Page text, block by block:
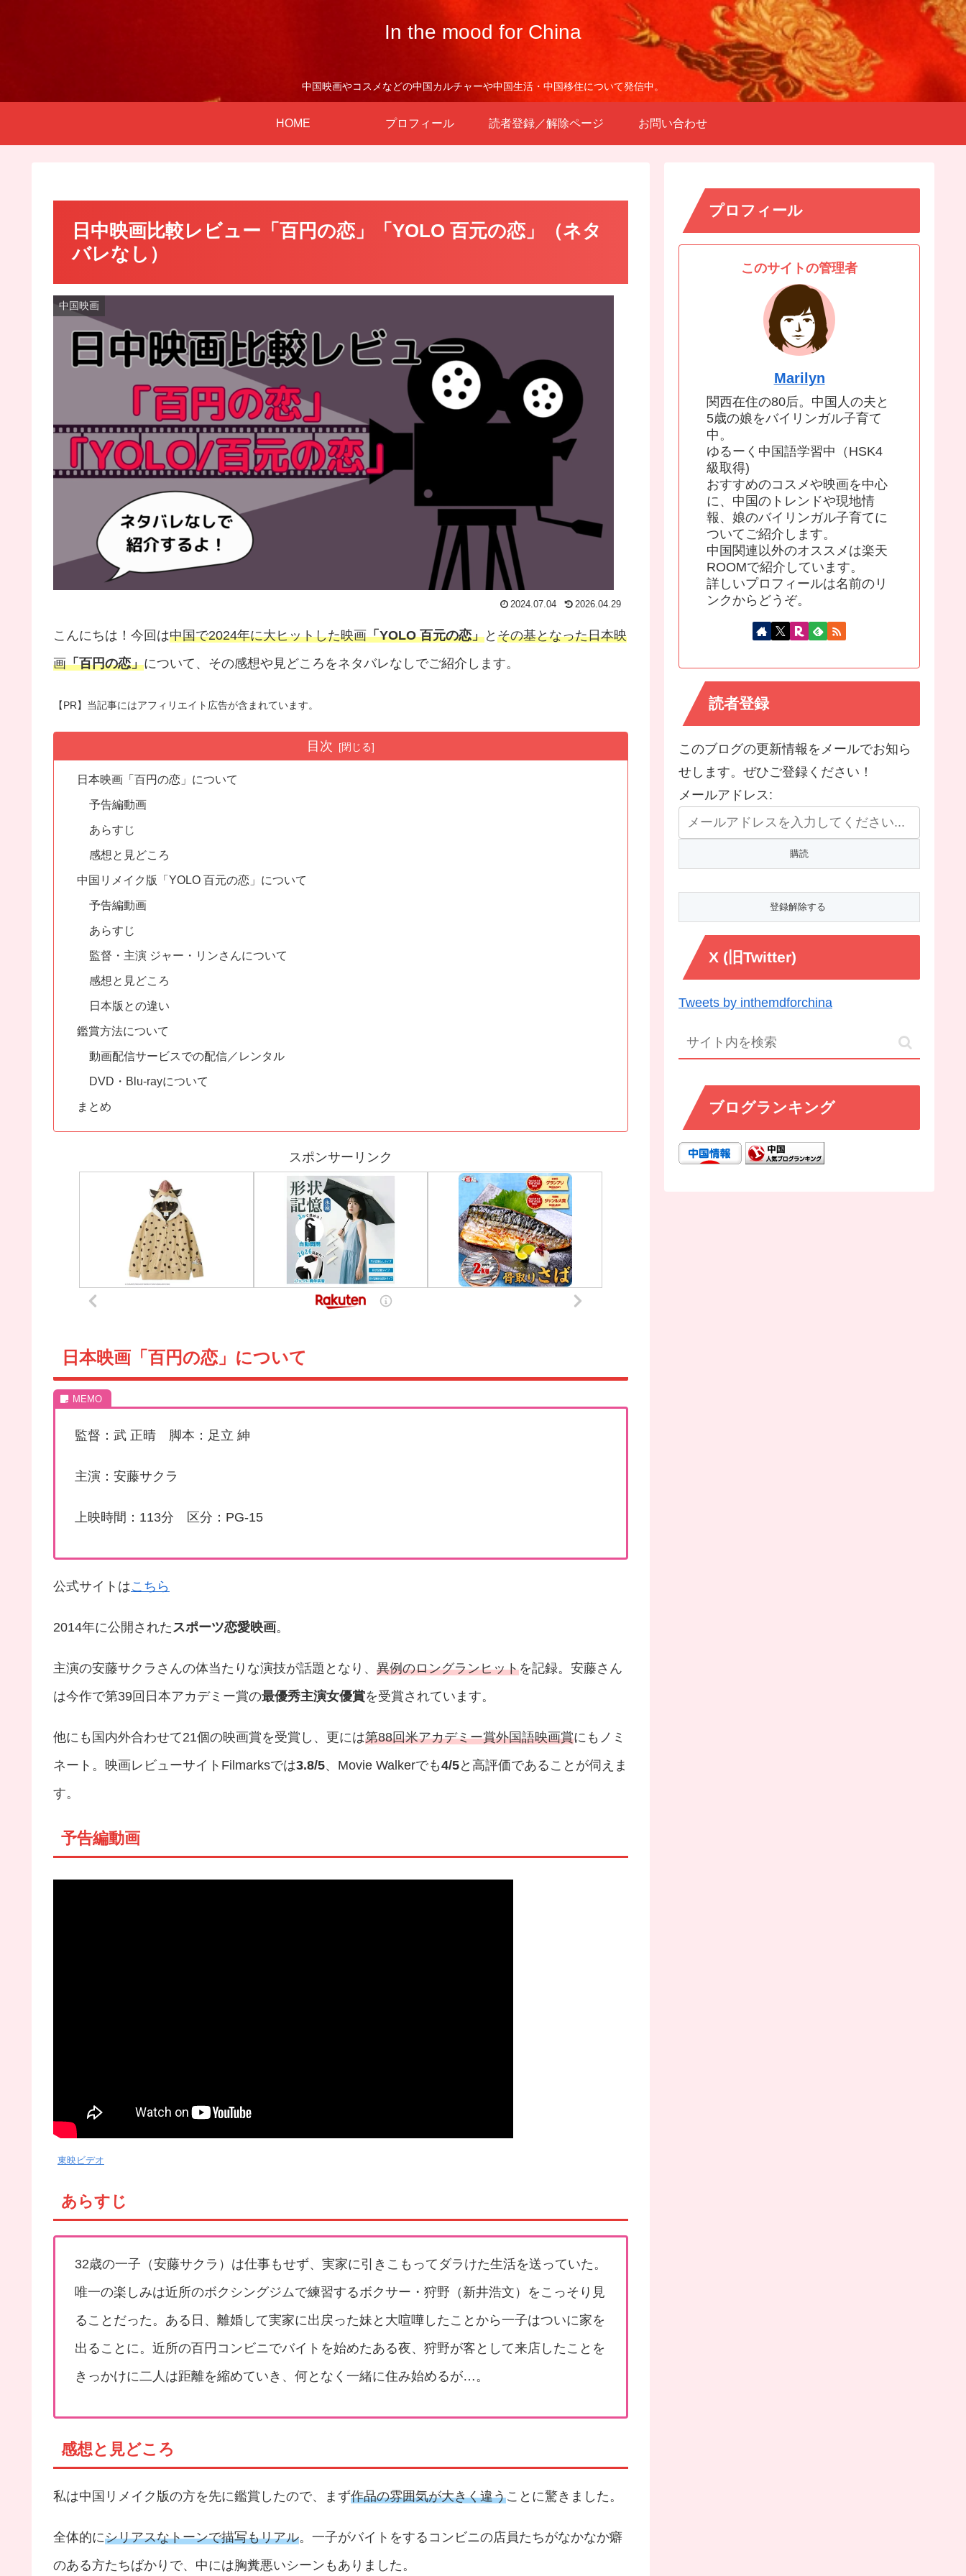
In the mood for China
中国映画やコスメなどの中国カルチャーや中国生活・中国移住について発信中。
HOME プロフィール 読者登録／解除ページ お問い合わせ
日中映画比較レビュー「百円の恋」「YOLO 百元の恋」（ネタ
バレなし）
中国映画
2024.07.04 2026.04.29
こんにちは！今回は中国で2024年に大ヒットした映画「YOLO 百元の恋」と その基となった日本映
画「百円の恋」について、その感想や見どころをネタバレなしでご紹介します。
【PR】当記事にはアフィリエイト広告が含まれています。
目次
日本映画「百円の恋」について
予告編動画
あらすじ
感想と見どころ
中国リメイク版「YOLO 百元の恋」について
予告編動画
あらすじ
監督・主演 ジャー・リンさんについて
感想と見どころ
日本版との違い
鑑賞方法について
動画配信サービスでの配信／レンタル
DVD・Blu-rayについて
まとめ
スポンサーリンク
日本映画「百円の恋」について
監督：武 正晴 脚本：足立 紳
主演：安藤サクラ
上映時間：113分 区分：PG-15
公式サイトはこちら
2014年に公開された スポーツ恋愛映画。
主演の安藤サクラさんの体当たりな演技が話題となり、 異例のロングランヒットを記録。安藤さん
は今作で第39回日本アカデミー賞の最優秀主演女優賞を受賞されています。
他にも国内外合わせて21個の映画賞を受賞し、更には第88回米アカデミー賞外国語映画賞にもノミ
ネート。映画レビューサイトFilmarksでは3.8/5、Movie Walkerでも4/5と高評価であることが伺えま
す。
予告編動画
東映ビデオ
あらすじ
32歳の一子（安藤サクラ）は仕事もせず、実家に引きこもってダラけた生活を送っていた。
唯一の楽しみは近所のボクシングジムで練習するボクサー・狩野（新井浩文）をこっそり見
ることだった。ある日、離婚して実家に出戻った妹と大喧嘩したことから一子はついに家を
出ることに。近所の百円コンビニでバイトを始めたある夜、狩野が客として来店したことを
きっかけに二人は距離を縮めていき、何となく一緒に住み始めるが…。
感想と見どころ
私は中国リメイク版の方を先に鑑賞したので、まず作品の雰囲気が大きく違うことに驚きました。
全体的にシリアスなトーンで描写もリアル。一子がバイトをするコンビニの店員たちがなかなか癖
のある方たちばかりで、中には胸糞悪いシーンもありました。
プロフィール
このサイトの管理者
Marilyn
関西在住の80后。中国人の夫と
5歳の娘をバイリンガル子育て
中。
ゆるーく中国語学習中（HSK4
級取得)
おすすめのコスメや映画を中心
に、中国のトレンドや現地情
報、娘のバイリンガル子育てに
ついてご紹介します。
中国関連以外のオススメは楽天
ROOMで紹介しています。
詳しいプロフィールは名前のリ
ンクからどうぞ。
読者登録
このブログの更新情報をメールでお知ら
せします。ぜひご登録ください！
メールアドレス:
X (旧Twitter)
Tweets by inthemdforchina
ブログランキング